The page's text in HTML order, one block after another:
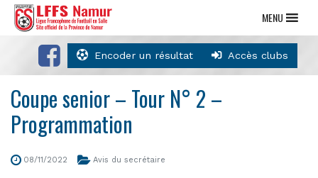
Encoder un résultat Accès clubs
MENU
Coupe senior – Tour N° 2 –
Programmation
08/11/2022 Avis du secrétaire